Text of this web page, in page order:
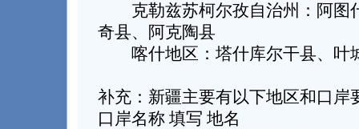
克勒兹苏柯尔孜自治州：阿图
奇县、阿克陶县
喀什地区：塔什库尔干县、叶
补充：新疆主要有以下地区和口岸
口岸名称 填写 地名